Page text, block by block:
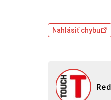
Nahlásiť chybu